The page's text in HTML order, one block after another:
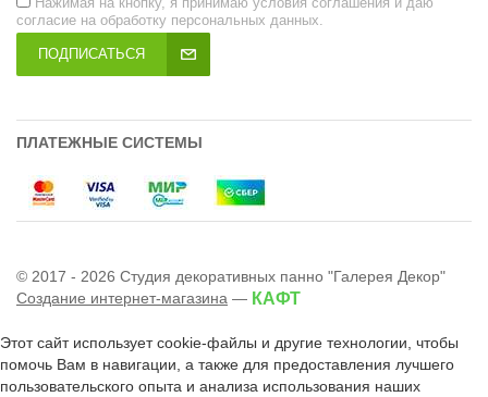
согласие на обработку персональных данных.
ПОДПИСАТЬСЯ
ПЛАТЕЖНЫЕ СИСТЕМЫ
© 2017 - 2026 Студия декоративных панно "Галерея Декор"
Создание интернет-магазина — КАФТ
Этот сайт использует cookie-файлы и другие технологии, чтобы
помочь Вам в навигации, а также для предоставления лучшего
пользовательского опыта и анализа использования наших